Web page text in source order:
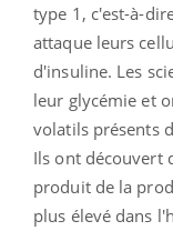
type 1, c'est-à-
attaque leurs
d'insuline. Les
leur glycémie et
volatils présents
Ils ont découvert
produit de la
plus élevé dans